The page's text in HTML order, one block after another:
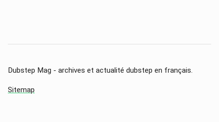
Dubstep Mag - archives et actualité dubstep en français.
Sitemap